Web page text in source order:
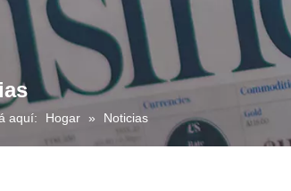
aquí: Hogar » Noticias